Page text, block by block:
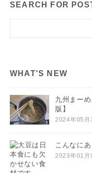
SEARCH FOR
WHAT'S NEW
九州まー
版】
2024年05月
こんなに
2023年01月